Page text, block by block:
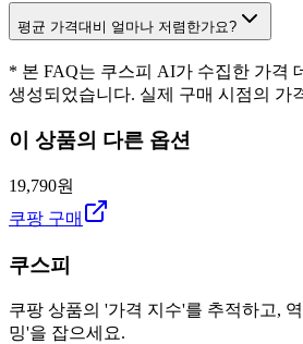
평균 가격대비 얼마나 저렴한가요?
* 본 FAQ는 쿠스피 AI가 수집한 가격
생성되었습니다. 실제 구매 시점의 가
이 상품의 다른 옵션
19,790원
쿠팡 구매
쿠스피
쿠팡 상품의 '가격 지수'를 추적하고,
밍'을 잡으세요.